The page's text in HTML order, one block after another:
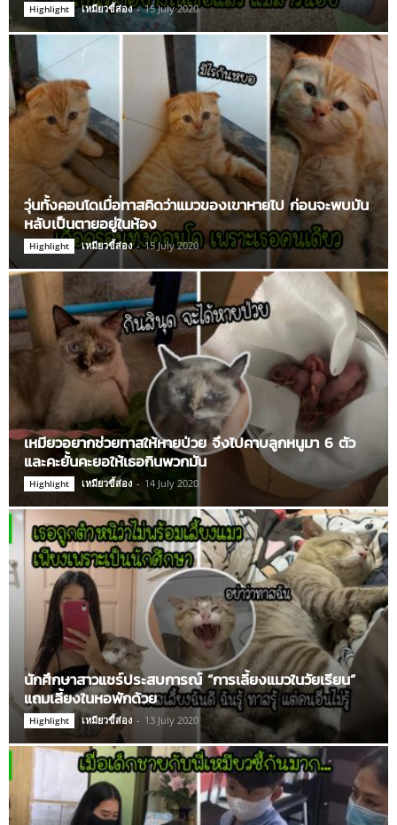
Highlight เหมียวขี้ส่อง - 15 July 2020
วุ่นทั้งคอนโดเมื่อทาสคิดว่าแมวของเขาหายไป ก่อนจะพบมัน
หลับเป็นตายอยู่ในห้อง
Highlight เหมียวขี้ส่อง - 15 July 2020
เหมียวอยากช่วยทาสให้หายป่วย จึงไปคาบลูกหนูมา 6 ตัว
และคะยั้นคะยอให้เธอกินพวกมัน
Highlight เหมียวขี้ส่อง - 14 July 2020
นักศึกษาสาวแชร์ประสบการณ์ “การเลี้ยงแมวในวัยเรียน”
แถมเลี้ยงในหอพักด้วย
Highlight เหมียวขี้ส่อง - 13 July 2020